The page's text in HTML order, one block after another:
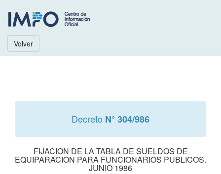
Volver
Decreto N° 304/986
FIJACION DE LA TABLA DE SUELDOS DE
EQUIPARACION PARA FUNCIONARIOS PUBLICOS.
JUNIO 1986